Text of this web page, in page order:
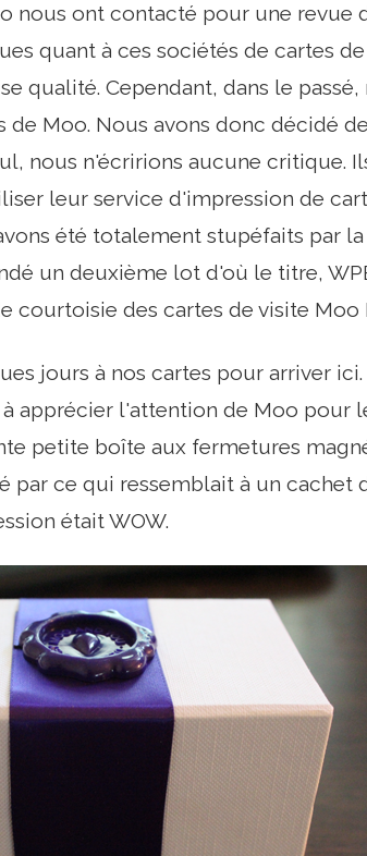
nous ont contacté pour une revue
quant à ces sociétés de cartes
qualité. Cependant, dans le passé,
Moo. Nous avons donc décidé
nous n'écririons aucune critique.
leur service d'impression de
été totalement stupéfaits par
un deuxième lot d'où le titre,
courtoisie des cartes de visite Moo
jours à nos cartes pour arriver
apprécier l'attention de Moo pour
petite boîte aux fermetures
par ce qui ressemblait à un cachet
était WOW.